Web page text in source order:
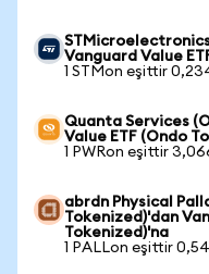
Vanguard Value
1 STMon eşittir
Quanta Services
Value ETF (Ondo
1 PWRon eşittir
abrdn Physical
Tokenized)'dan
Tokenized)'na
1 PALLon eşittir